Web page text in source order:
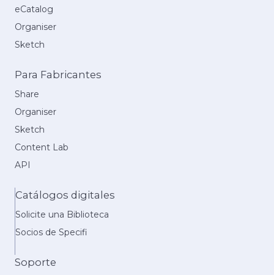
eCatalog
Organiser
Sketch
Para Fabricantes
Share
Organiser
Sketch
Content Lab
API
Catálogos digitales
Solicite una Biblioteca
Socios de Specifi
Soporte